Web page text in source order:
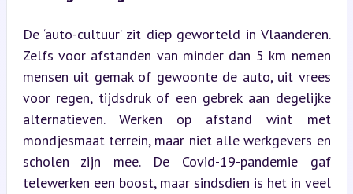
De ‘auto-cultuur’ zit diep geworteld in Vlaanderen.
Zelfs voor afstanden van minder dan 5 km nemen
mensen uit gemak of gewoonte de auto, uit vrees
voor regen, tijdsdruk of een gebrek aan degelijke
alternatieven. Werken op afstand wint met
mondjesmaat terrein, maar niet alle werkgevers en
scholen zijn mee. De Covid-19-pandemie gaf
telewerken een boost, maar sindsdien is het in veel